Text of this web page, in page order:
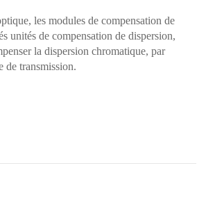
les modules de compensation de
unités de compensation de dispersion,
la dispersion chromatique, par
de transmission.